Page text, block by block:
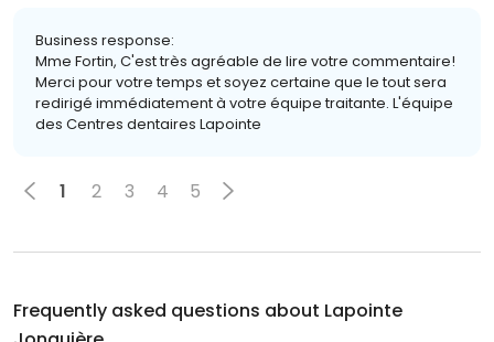
Business response:
Mme Fortin, C'est très agréable de lire votre commentaire!
Merci pour votre temps et soyez certaine que le tout sera
redirigé immédiatement à votre équipe traitante. L'équipe
des Centres dentaires Lapointe
1 2 3 4 5
Frequently asked questions about Lapointe